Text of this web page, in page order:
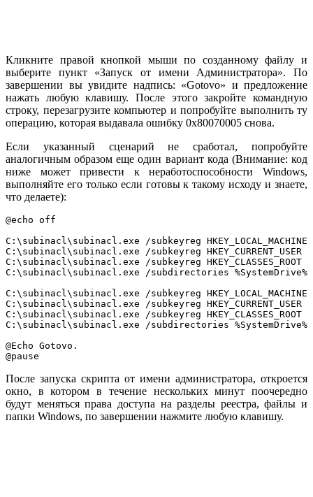
Кликните правой кнопкой мыши по созданному файлу и
выберите пункт «Запуск от имени Администратора». По
завершении вы увидите надпись: «Gotovo» и предложение
нажать любую клавишу. После этого закройте командную
строку, перезагрузите компьютер и попробуйте выполнить ту
операцию, которая выдавала ошибку 0x80070005 снова.
Если указанный сценарий не сработал, попробуйте
аналогичным образом еще один вариант кода (Внимание: код
ниже может привести к неработоспособности Windows,
выполняйте его только если готовы к такому исходу и знаете,
что делаете):
@echo off
C:\subinacl\subinacl.exe /subkeyreg
C:\subinacl\subinacl.exe /subkeyreg
C:\subinacl\subinacl.exe /subkeyreg
C:\subinacl\subinacl.exe /subdirectories
C:\subinacl\subinacl.exe /subkeyreg
C:\subinacl\subinacl.exe /subkeyreg
C:\subinacl\subinacl.exe /subkeyreg HKEY_CLASSES_ROOT
C:\subinacl\subinacl.exe /subdirectories %SystemDrive%
@Echo Gotovo.
После запуска скрипта от имени администратора, откроется
окно, в котором в течение нескольких минут поочередно
будут меняться права доступа на разделы реестра, файлы и
папки Windows, по завершении нажмите любую клавишу.